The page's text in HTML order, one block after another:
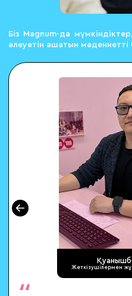
Біз Magnum-да
әлеуетін ашатын
Жеткізушілермен